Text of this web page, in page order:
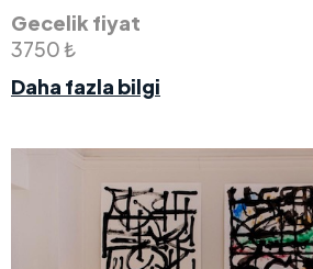
Gecelik fiyat
3750 ₺
Daha fazla bilgi